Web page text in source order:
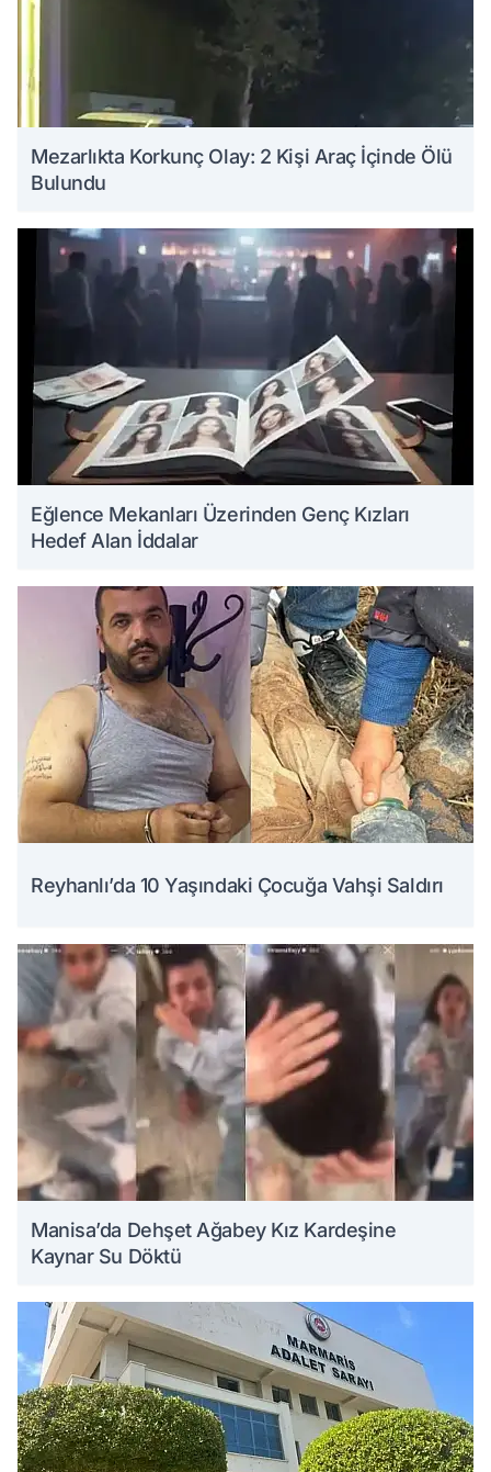
Mezarlıkta Korkunç Olay: 2 Kişi Araç İçinde Ölü
Bulundu
Eğlence Mekanları Üzerinden Genç Kızları
Hedef Alan İddalar
Reyhanlı’da 10 Yaşındaki Çocuğa Vahşi Saldırı
Manisa’da Dehşet Ağabey Kız Kardeşine
Kaynar Su Döktü